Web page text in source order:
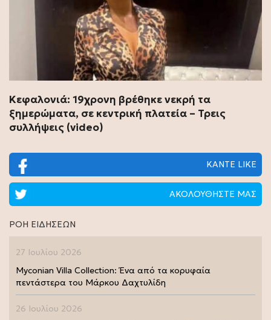
Κεφαλονιά: 19χρονη βρέθηκε νεκρή τα
ξημερώματα, σε κεντρική πλατεία – Τρεις
συλλήψεις (video)
ΚΑΝΤΕ LIKE
ΑΚΟΛΟΥΘΗΣΤΕ ΜΑΣ
ΡΟΗ ΕΙΔΗΣΕΩΝ
27 Ιουλίου 2026
Myconian Villa Collection: Ένα από τα κορυφαία
πεντάστερα του Μάρκου Δαχτυλίδη
26 Ιουλίου 2026